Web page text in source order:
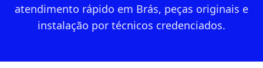
atendimento rápido em Brás, peças originais e
instalação por técnicos credenciados.